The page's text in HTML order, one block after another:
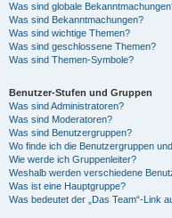
Was sind globale
Was sind Bekanntmachungen?
Was sind wichtige Themen?
Was sind geschlossene Themen?
Was sind Themen-Symbole?
Benutzer-Stufen und Gruppen
Was sind Administratoren?
Was sind Moderatoren?
Was sind Benutzergruppen?
Wo finde ich die Benutzergruppen
Wie werde ich Gruppenleiter?
Weshalb werden verschiedene
Was ist eine Hauptgruppe?
Was bedeutet der „Das Team“-Link